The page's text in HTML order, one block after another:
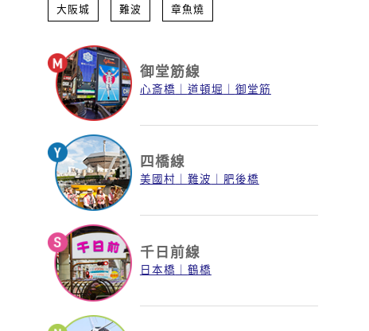
大阪城 難波 章魚燒
御堂筋線
心斎橋 道頓堀 御堂筋
四橋線
美國村 難波 肥後橋
千日前線
日本橋 鶴橋